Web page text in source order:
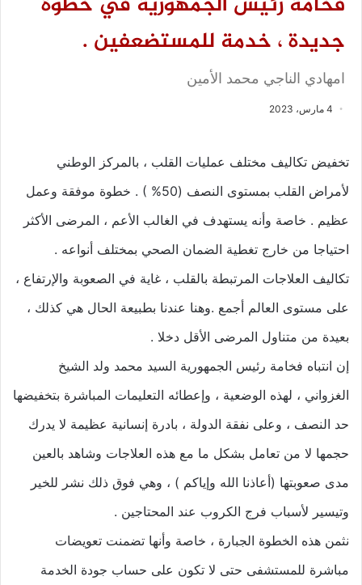
جديدة ، خدمة للمستضعفين .
امهادي الناجي محمد الأمين
4 مارس، 2023
تخفيض تكاليف مختلف عمليات القلب ، بالمركز الوطني
لأمراض القلب بمستوى النصف (50% ) . خطوة موفقة وعمل
عظيم . خاصة وأنه يستهدف في الغالب الأعم ، المرضى الأكثر
احتياجا من خارج تغطية الضمان الصحي بمختلف أنواعه .
تكاليف العلاجات المرتبطة بالقلب ، غاية في الصعوبة والإرتفاع ،
على مستوى العالم أجمع .وهنا عندنا بطبيعة الحال هي كذلك ،
بعيدة من متناول المرضى الأقل دخلا .
إن انتباه فخامة رئيس الجمهورية السيد محمد ولد الشيخ
الغزواني ، لهذه الوضعية ، وإعطائه التعليمات المباشرة بتخفيضها
حد النصف ، وعلى نفقة الدولة ، بادرة إنسانية عظيمة لا يدرك
حجمها لا من تعامل بشكل ما مع هذه العلاجات وشاهد بالعين
مدى صعوبتها (أعاذنا الله وإياكم ) ، وهي فوق ذلك نشر للخير
وتيسير لأسباب فرج الكروب عند المحتاجين .
نثمن هذه الخطوة الجبارة ، خاصة وأنها تضمنت تعويضات
مباشرة للمستشفى حتى لا تكون على حساب جودة الخدمة